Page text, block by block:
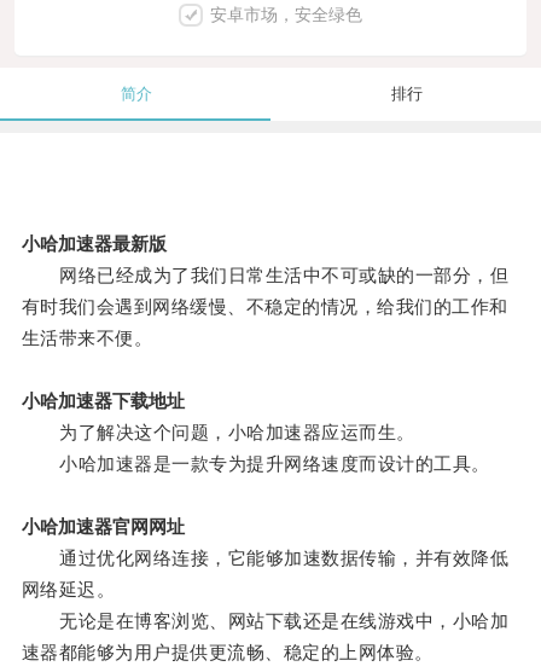
安卓市场，安全绿色
简介 排行
小哈加速器最新版
网络已经成为了我们日常生活中不可或缺的一部分，但
有时我们会遇到网络缓慢、不稳定的情况，给我们的工作和
生活带来不便。
小哈加速器下载地址
为了解决这个问题，小哈加速器应运而生。
小哈加速器是一款专为提升网络速度而设计的工具。
小哈加速器官网网址
通过优化网络连接，它能够加速数据传输，并有效降低
网络延迟。
无论是在博客浏览、网站下载还是在线游戏中，小哈加
速器都能够为用户提供更流畅、稳定的上网体验。